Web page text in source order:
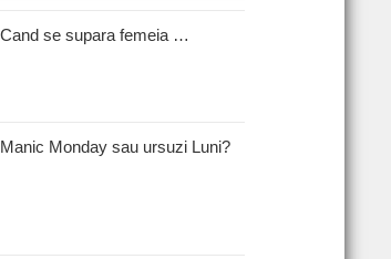
Cand se supara femeia …
Manic Monday sau ursuzi Luni?